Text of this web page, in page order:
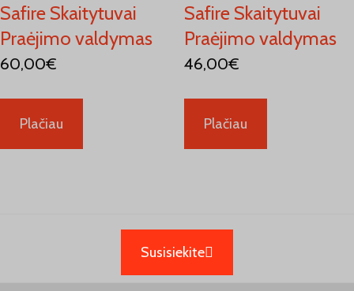
Safire Skaitytuvai
Praėjimo valdymas
60,00€
Plačiau
Safire Skaitytuvai
Praėjimo valdymas
46,00€
Plačiau
Susisiekite